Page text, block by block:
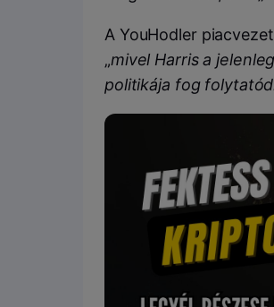
A YouHodler
„mivel Harris a
politikája fog